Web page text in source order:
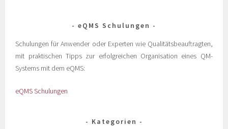
eQMS Schulungen
Schulungen für Anwender oder Experten wie Qualitätsbeauftragten,
mit praktischen Tipps zur erfolgreichen Organisation eines QM-
Systems mit dem eQMS:
eQMS Schulungen
Kategorien